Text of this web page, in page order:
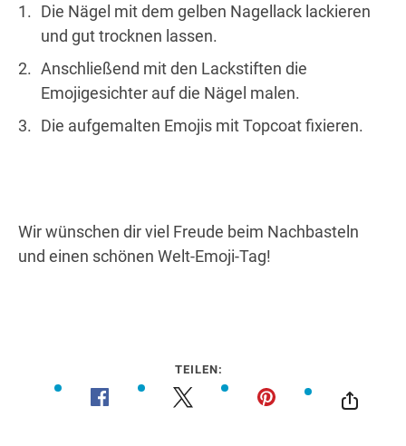
Die Nägel mit dem gelben Nagellack lackieren
und gut trocknen lassen.
Anschließend mit den Lackstiften die
Emojigesichter auf die Nägel malen.
Die aufgemalten Emojis mit Topcoat fixieren.
Wir wünschen dir viel Freude beim Nachbasteln
und einen schönen Welt-Emoji-Tag!
TEILEN: